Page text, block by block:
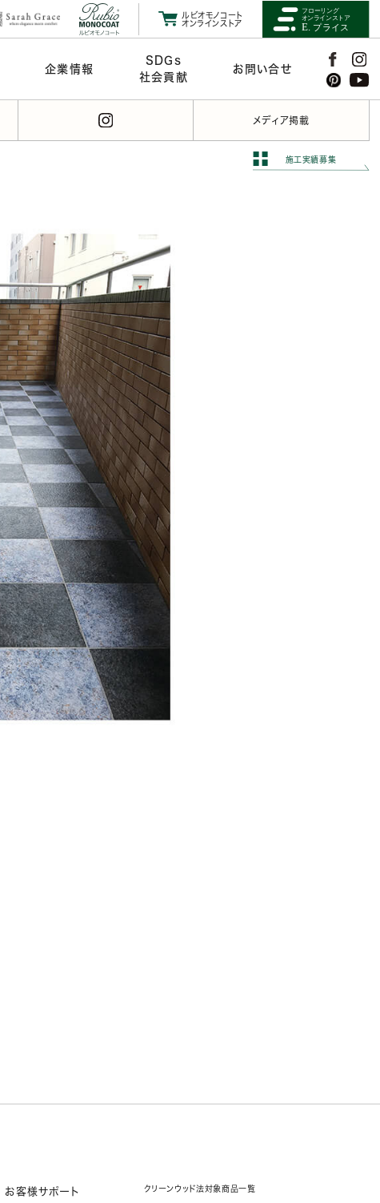
ルビオモノコート
オンラインストア
企業情報
SDGs
社会貢献
お問い合せ
メディア掲載
施工実績募集
お客様サポート クリーンウッド法対象商品一覧